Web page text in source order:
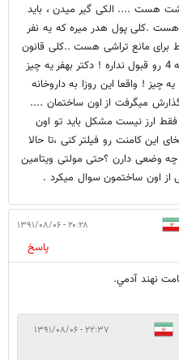
بهداشت هست .... الکی گیر میدن ، باید
هست .کلی پول هدر میره که یه نفر
برای مانع تراشی هست ..کلی قانون
که حتی طبقه 5 معاونت غذا و دارو طبقه 4 رو قبول نداره ! دکتر بهفر یه چیز
چیز ! واقعا این روزا به داروخانه
میگرفت از اون ساختمان ....
ارز نیست مشکل باید تو اون
این کامنت رو فیلتر کنی ،تا حالا
چه وضعی دارن ؟حتی مولتی ویتامین
اون ساختمون سوال میکرد .
۲۰:۲۸ - ۱۳۹۱/۰۸/۰۶
پاسخ
نهند آدمي.
۲۲:۳۷ - ۱۳۹۱/۰۸/۰۶